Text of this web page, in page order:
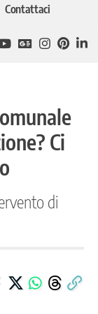
Contattaci
Ci
di